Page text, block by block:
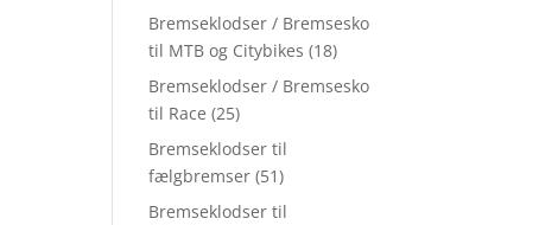
Bremseklodser / Bremsesko
til MTB og Citybikes (18)
Bremseklodser / Bremsesko
til Race (25)
Bremseklodser til
fælgbremser (51)
Bremseklodser til